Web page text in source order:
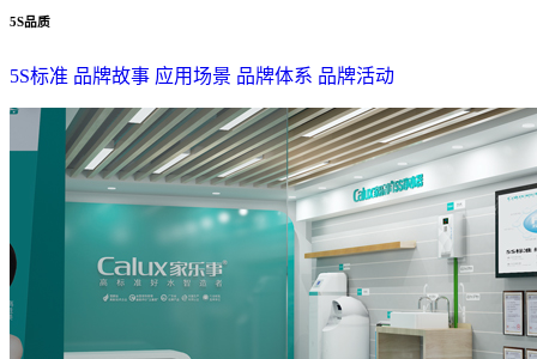
5S品质
5S标准 品牌故事 应用场景 品牌体系 品牌活动